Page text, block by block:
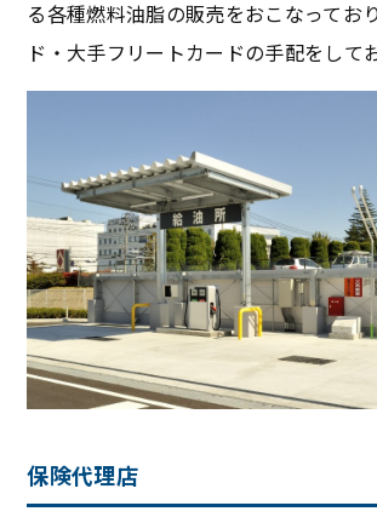
る各種燃料油脂の販売をおこなってお
ド・大手フリートカードの手配をして
保険代理店